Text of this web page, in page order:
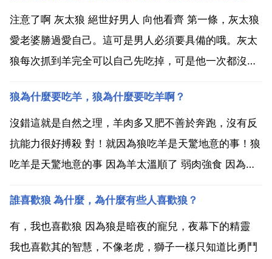
注意了啊 灰太狼 絕世好男人 向他看齊 第一條，灰太狼
愛老婆勝過愛自己。這可是男人必須要具備的哦。灰太
狼每次抓到羊完全可以自己先吃掉，可是他一次都沒有
或炸全由老婆說了算。這樣的男人永遠把老婆放在第一
位，這可是嫁他的先決條件啊。第三條，灰太狼聰明能
幹有毅...
狼為什麼要吃羊，狼為什麼要吃羊啊？
沒錯這就是自然之理，羊肉多又肥不善於奔跑，沒有反
抗能力很好搏殺 對！就因為狼吃羊是天驚地意的事！狼
吃羊是天驚地意的事 因為羊太溫順了 弱肉強食 因為狼
因為狼吃羊是天性 因為 喜羊羊 和 灰太狼 狼愛上羊啊
愛的瘋狂,都瘋狂了，你說還有什麼事它不敢...
誰喜歡狼 為什麼，為什麼有些人喜歡狼？
有，我也喜歡狼 因為狼是暗夜的寵兒，夜幕下的精靈
我也喜歡其的智慧，不像老虎，獅子一樣只知道比勇鬥